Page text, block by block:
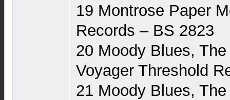
19 Montrose Paper
Records ‎– BS 2823
20 Moody Blues,
Voyager Threshold
21 Moody Blues,